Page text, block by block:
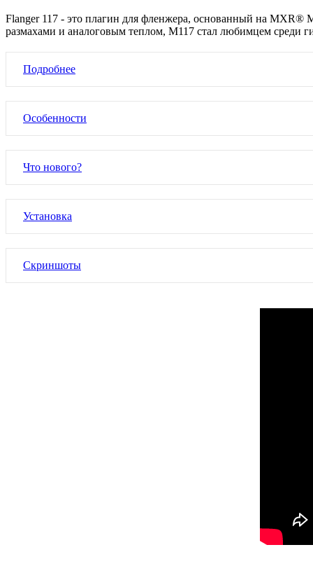
Flanger 117 - это плагин для фленжера, основанный на MXR®
размахами и аналоговым теплом, M117 стал любимцем среди
Подробнее
Особенности
Что нового?
Установка
Скриншоты